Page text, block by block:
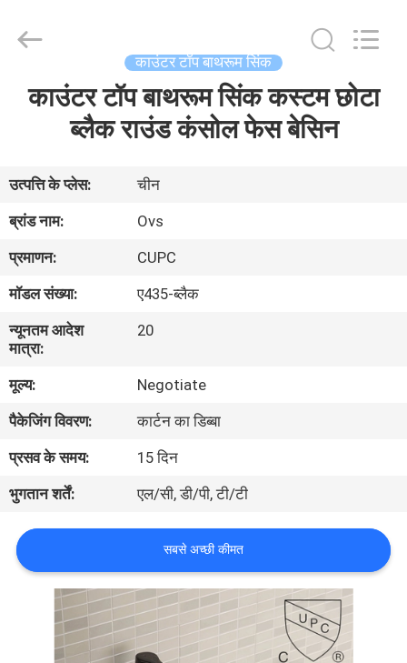
हमारे
बारे
कारखाना
गुणवत्ता
नियंत्रण
करें
समाचार
bathroomstoilet.com.
काउंटर टॉप बाथरूम सिंक
काउंटर टॉप बाथरूम सिंक कस्टम छोटा
ब्लैक राउंड कंसोल फेस बेसिन
उत्पत्ति के प्लेस:
चीन
ब्रांड नाम:
Ovs
प्रमाणन:
CUPC
मॉडल संख्या:
ए435-ब्लैक
न्यूनतम आदेश
मात्रा:
20
मूल्य:
Negotiate
पैकेजिंग विवरण:
कार्टन का डिब्बा
प्रसव के समय:
15 दिन
भुगतान शर्तें:
एल/सी, डी/पी, टी/टी
सबसे अच्छी कीमत